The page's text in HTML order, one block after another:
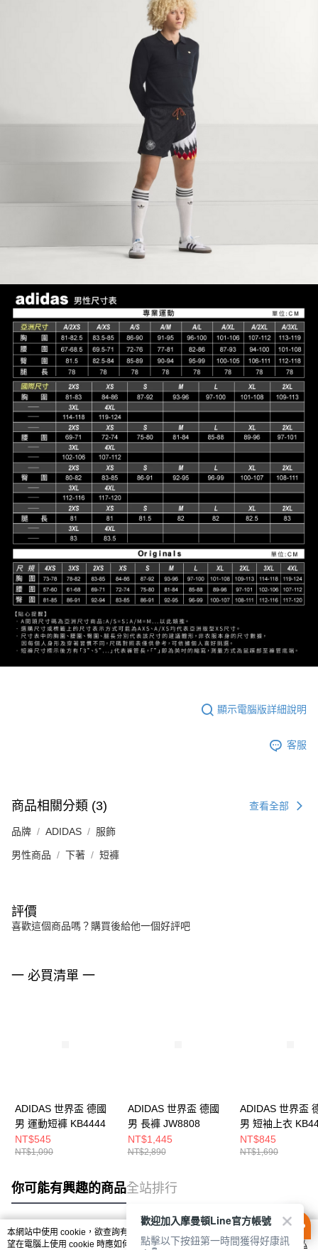
顯示電腦版詳細說明
客服
商品相關分類 (3) 查看全部
品牌 ADIDAS 服飾
男性商品 下著 短褲
評價
喜歡這個商品嗎？購買後給他一個好評吧
一 必買清單 一
ADIDAS 世界盃 德國
男 運動短褲 KB4444
NT$545
NT$1,090
ADIDAS 世界盃 德國
男 長褲 JW8808
NT$1,445
NT$2,890
ADIDAS 世界盃
男 短袖上衣
NT$845
NT$1,690
你可能有興趣的商品全站排行
熱門標籤
本網站中使用 cookie，欲查詢有關本網站使用 cookie 方式之詳情，及若您不希
望在電腦上使用 cookie 時應如何變更電腦的 cookie 設定，請參閱本網站「
隱私
歡迎加入摩曼頓Line官方帳號
點擊以下按鈕第一時間獲得好康訊